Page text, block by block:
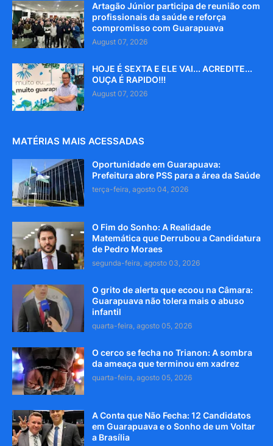
Artagão Júnior participa de reunião com
profissionais da saúde e reforça
compromisso com Guarapuava
August 07, 2026
HOJE É SEXTA E ELE VAI... ACREDITE...
OUÇA É RAPIDO!!!
August 07, 2026
MATÉRIAS MAIS ACESSADAS
Oportunidade em Guarapuava:
Prefeitura abre PSS para a área da Saúde
terça-feira, agosto 04, 2026
O Fim do Sonho: A Realidade
Matemática que Derrubou a Candidatura
de Pedro Moraes
segunda-feira, agosto 03, 2026
O grito de alerta que ecoou na Câmara:
Guarapuava não tolera mais o abuso
infantil
quarta-feira, agosto 05, 2026
O cerco se fecha no Trianon: A sombra
da ameaça que terminou em xadrez
quarta-feira, agosto 05, 2026
A Conta que Não Fecha: 12 Candidatos
em Guarapuava e o Sonho de um Voltar
a Brasília